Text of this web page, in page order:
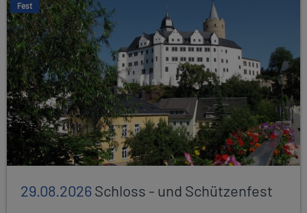
Fest
29.08.2026Schloss - und Schützenfest